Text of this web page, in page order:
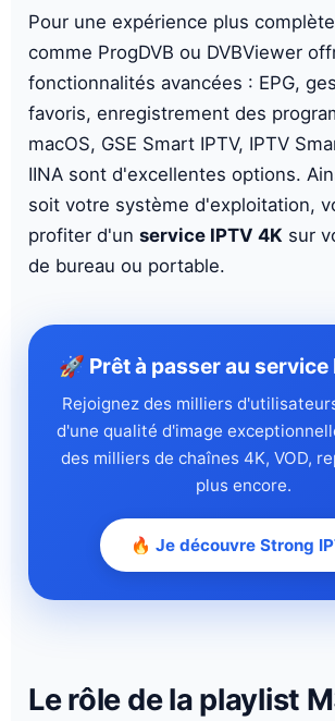
Pour une expérience plus
comme ProgDVB ou DVBViewer
fonctionnalités avancées : EPG,
favoris, enregistrement des
macOS, GSE Smart IPTV, IPTV
IINA sont d'excellentes options.
soit votre système d'exploitation,
profiter d'un service IPTV 4K sur
de bureau ou portable.
🚀 Prêt à passer au service
Rejoignez des milliers
d'une qualité d'image
des milliers de chaînes 4K, VOD,
plus encore.
🔥 Je découvre Strong
Le rôle de la playlist